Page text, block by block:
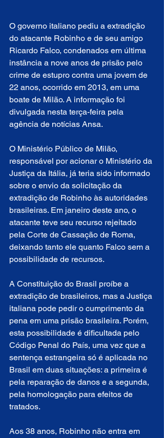
O governo italiano pediu a extradição
do atacante Robinho e de seu amigo
Ricardo Falco, condenados em última
instância a nove anos de prisão pelo
crime de estupro contra uma jovem de
22 anos, ocorrido em 2013, em uma
boate de Milão. A informação foi
divulgada nesta terça-feira pela
agência de notícias Ansa.
O Ministério Público de Milão,
responsável por acionar o Ministério da
Justiça da Itália, já teria sido informado
sobre o envio da solicitação da
extradição de Robinho às autoridades
brasileiras. Em janeiro deste ano, o
atacante teve seu recurso rejeitado
pela Corte de Cassação de Roma,
deixando tanto ele quanto Falco sem a
possibilidade de recursos.
A Constituição do Brasil proíbe a
extradição de brasileiros, mas a Justiça
italiana pode pedir o cumprimento da
pena em uma prisão brasileira. Porém,
esta possibilidade é dificultada pelo
Código Penal do País, uma vez que a
sentença estrangeira só é aplicada no
Brasil em duas situações: a primeira é
pela reparação de danos e a segunda,
pela homologação para efeitos de
tratados.
Aos 38 anos, Robinho não entra em